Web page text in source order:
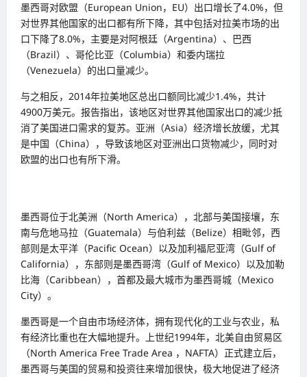
墨西哥对欧盟（European Union，EU）出口增长了4.0%，但
对世界其他国家的出口都有所下降，其中包括对拉美市场的出
口下降了8.0%，主要是对阿根廷（Argentina）、巴西
（Brazil）、哥伦比亚（Columbia）和委内瑞拉
（Venezuela）的出口量减少。
与之相反，2014年拉美地区总出口额同比减少1.4%，共计
4900万美元。报告指出，该地区对世界其他国家出口的减少抵
消了美国进口需求的复苏。亚洲（Asia）经济增长放缓，尤其
是中国（China），导致该地区对亚洲出口货物减少，同时对
欧盟的出口也有所下滑。
墨西哥位于北美洲（North America），北部与美国接壤，东
南与危地马拉（Guatemala）与伯利兹（Belize）相毗邻，西
部则是太平洋（Pacific Ocean）以及加利福尼亚湾（Gulf of
California），东部则是墨西哥湾（Gulf of Mexico）以及加勒
比海（Caribbean），首都及最大城市为墨西哥城（Mexico
City）。
墨西哥是一个自由市场经济体，拥有现代化的工业与农业，私
有经济比重也在大幅地提升。上世纪1994年，北美自由贸易区
（North America Free Trade Area ，NAFTA）正式建立后，
墨西哥与美国的贸易和投资往来增加很快，极大地促进了经济